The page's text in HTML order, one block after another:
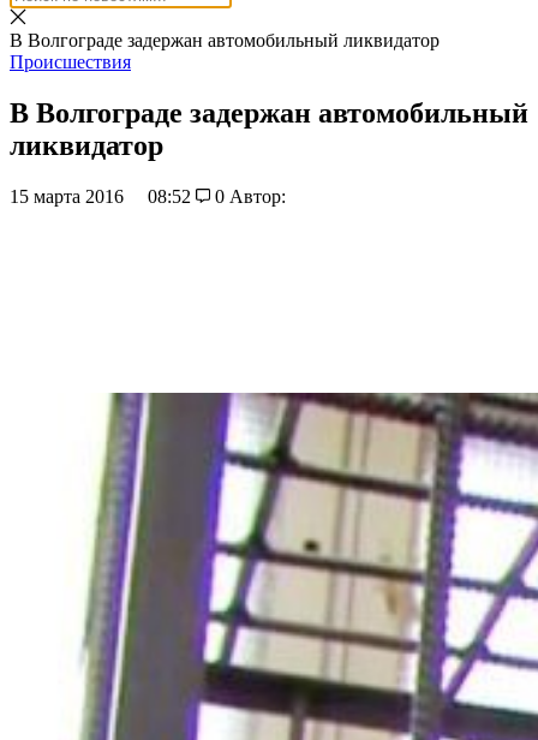
В Волгограде задержан автомобильный ликвидатор
Происшествия
В Волгограде задержан автомобильный
ликвидатор
15 марта 2016 08:52 0 Автор: